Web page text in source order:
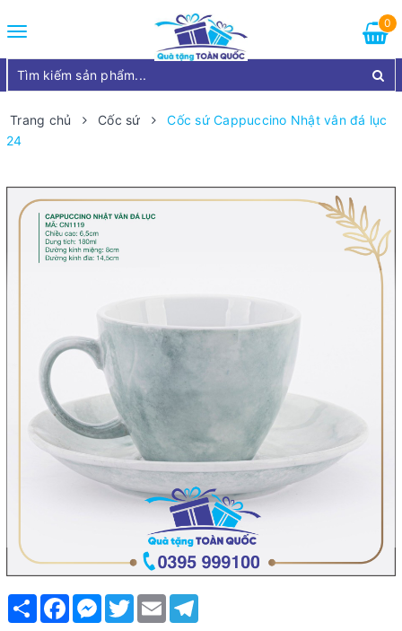
Toggle
0
Trang chủ Cốc sứ
Cốc sứ Cappuccino Nhật vân đá lục
24
Share FacebookMessenger
TwitterEmail